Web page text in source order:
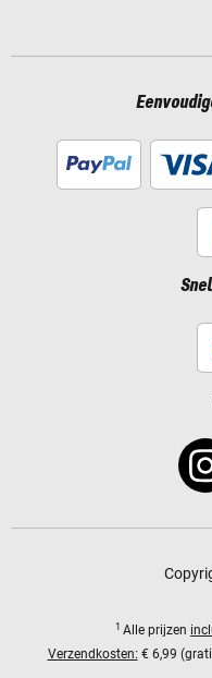
1 Alle prijzen
Verzendkosten: € 6,99